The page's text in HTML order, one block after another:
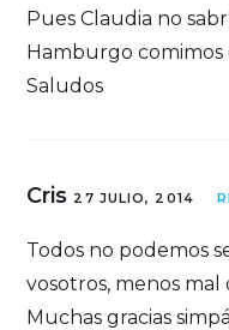
Pues Claudia no
Hamburgo comimos
Saludos
Cris 27 JULIO, 2014
Todos no podemos
vosotros, menos mal
Muchas gracias